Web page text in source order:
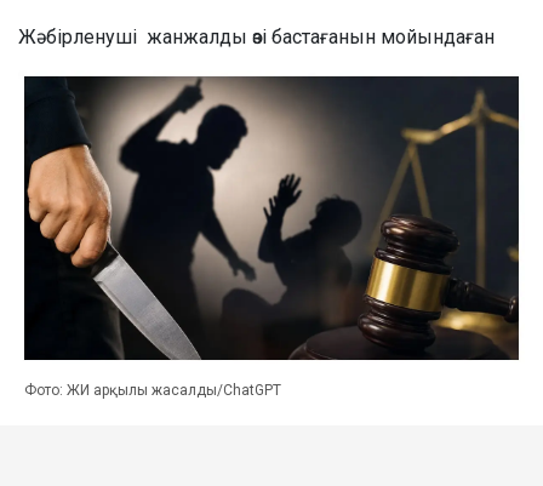
Жәбірленуші жанжалды өзі бастағанын мойындаған
Фото: ЖИ арқылы жасалды/ChatGPT